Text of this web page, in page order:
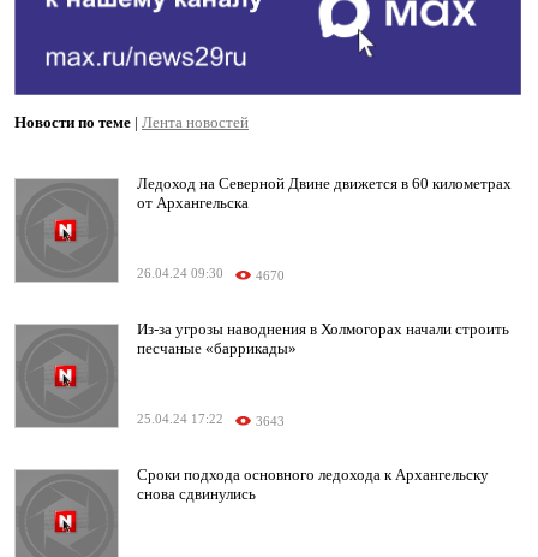
Новости по теме | Лента новостей
Ледоход на Северной Двине движется в 60 километрах
от Архангельска
26.04.24 09:30 4670
Из-за угрозы наводнения в Холмогорах начали строить
песчаные «баррикады»
25.04.24 17:22 3643
Сроки подхода основного ледохода к Архангельску
снова сдвинулись